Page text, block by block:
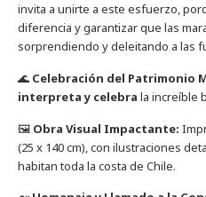
invita a unirte a este esfuerzo,
diferencia y garantizar que las
sorprendiendo y deleitando a las
🌊 Celebración del Patrimonio
interpreta y celebra la increíble
🖼️ Obra Visual Impactante:
(25 x 140 cm), con ilustraciones
habitan toda la costa de Chile.